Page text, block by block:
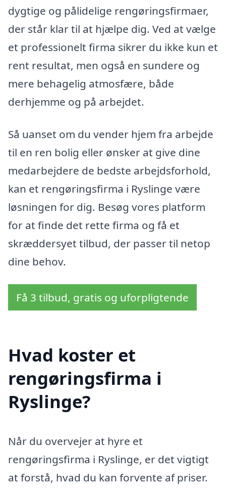
dygtige og pålidelige rengøringsfirmaer,
der står klar til at hjælpe dig. Ved at vælge
et professionelt firma sikrer du ikke kun et
rent resultat, men også en sundere og
mere behagelig atmosfære, både
derhjemme og på arbejdet.
Så uanset om du vender hjem fra arbejde
til en ren bolig eller ønsker at give dine
medarbejdere de bedste arbejdsforhold,
kan et rengøringsfirma i Ryslinge være
løsningen for dig. Besøg vores platform
for at finde det rette firma og få et
skræddersyet tilbud, der passer til netop
dine behov.
Få 3 tilbud, gratis og uforpligtende
Hvad koster et
rengøringsfirma i
Ryslinge?
Når du overvejer at hyre et
rengøringsfirma i Ryslinge, er det vigtigt
at forstå, hvad du kan forvente af priser.